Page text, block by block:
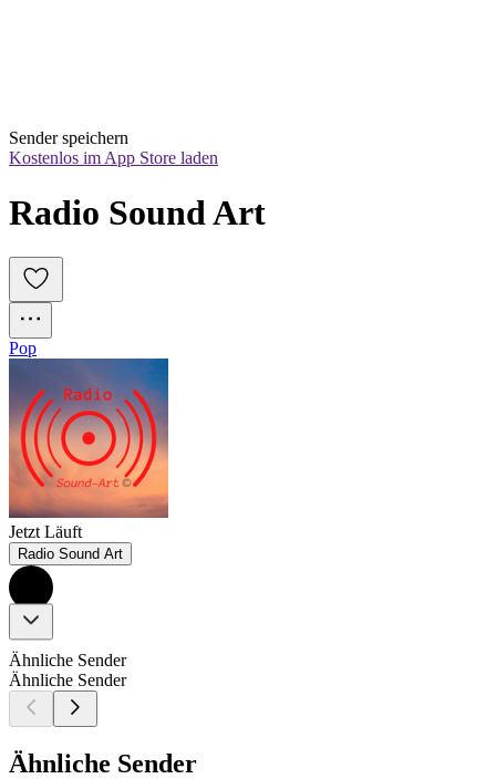
Sender speichern
Kostenlos im App Store laden
Radio Sound Art
Pop
Jetzt Läuft
Radio Sound Art
Ähnliche Sender
Ähnliche Sender
Ähnliche Sender